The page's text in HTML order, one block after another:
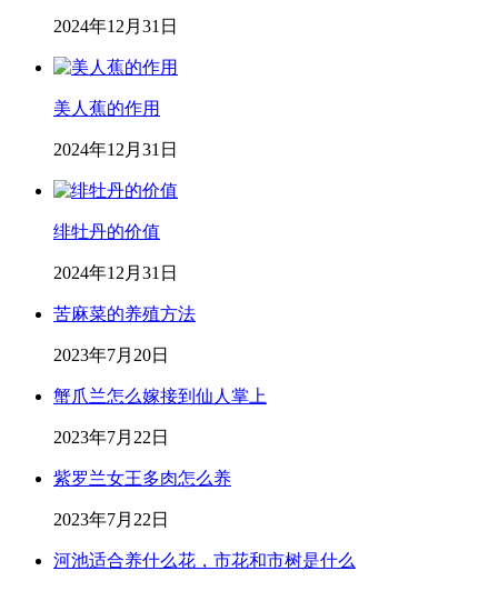
2024年12月31日
美人蕉的作用
2024年12月31日
绯牡丹的价值
2024年12月31日
苦麻菜的养殖方法
2023年7月20日
蟹爪兰怎么嫁接到仙人掌上
2023年7月22日
紫罗兰女王多肉怎么养
2023年7月22日
河池适合养什么花，市花和市树是什么